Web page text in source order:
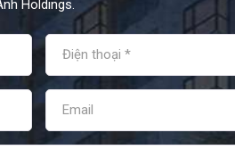
Holdings.